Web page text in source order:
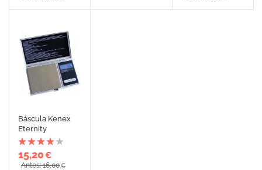
Báscula Kenex
Eternity
15,20€
Antes: 16,00€